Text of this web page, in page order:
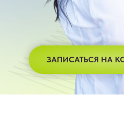
ЗАПИСАТЬСЯ НА